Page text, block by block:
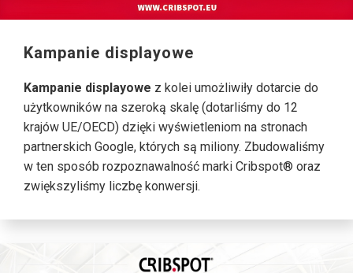
Kampanie displayowe
Kampanie displayowe z kolei umożliwiły dotarcie do
użytkowników na szeroką skalę (dotarliśmy do 12
krajów UE/OECD) dzięki wyświetleniom na stronach
partnerskich Google, których są miliony. Zbudowaliśmy
w ten sposób rozpoznawalność marki Cribspot® oraz
zwiększyliśmy liczbę konwersji.